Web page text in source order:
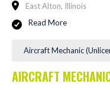
East Alton, Illinois
Read More
Aircraft Mechanic
AIRCRAFT